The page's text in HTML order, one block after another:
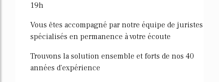
19h
Vous êtes accompagné par notre équipe de juristes
spécialisés en permanence à votre écoute
Trouvons la solution ensemble et forts de nos 40
années d'expérience